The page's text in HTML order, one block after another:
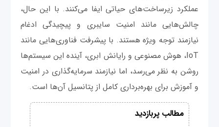
عملکرد زیرساخت‌های حیاتی ایفا می‌کنند. با این حال،
چالش‌هایی مانند امنیت سایبری و پیچیدگی ادغام
نیازمند توجه ویژه هستند. با پیشرفت فناوری‌هایی مانند
IoT، هوش مصنوعی و رایانش ابری، آینده این سیستم‌ها
روشن به نظر می‌رسد، اما نیازمند سرمایه‌گذاری در امنیت
و آموزش برای بهره‌برداری کامل از پتانسیل آن‌ها است.
مطالب پربازدید